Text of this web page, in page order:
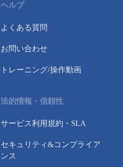
ヘルプ
よくある質問
お問い合わせ
トレーニング/操作動画
法的情報・信頼性
サービス利用規約・SLA
セキュリティ&コンプライア
ンス